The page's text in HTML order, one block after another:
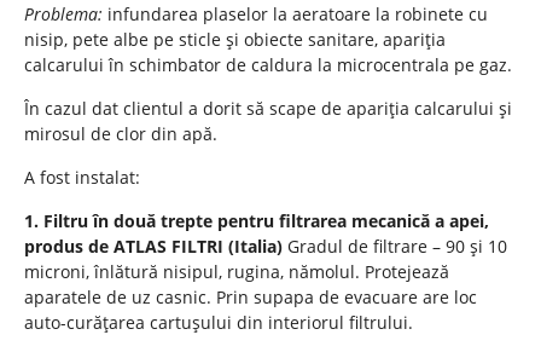
Problema: infundarea plaselor la aeratoare la robinete cu
nisip, pete albe pe sticle și obiecte sanitare, apariția
calcarului în schimbator de caldura la microcentrala pe gaz.
În cazul dat clientul a dorit să scape de apariția calcarului și
mirosul de clor din apă.
A fost instalat:
1. Filtru în două trepte pentru filtrarea mecanică a apei,
produs de ATLAS FILTRI (Italia) Gradul de filtrare – 90 și 10
microni, înlătură nisipul, rugina, nămolul. Protejează
aparatele de uz casnic. Prin supapa de evacuare are loc
auto-curățarea cartușului din interiorul filtrului.